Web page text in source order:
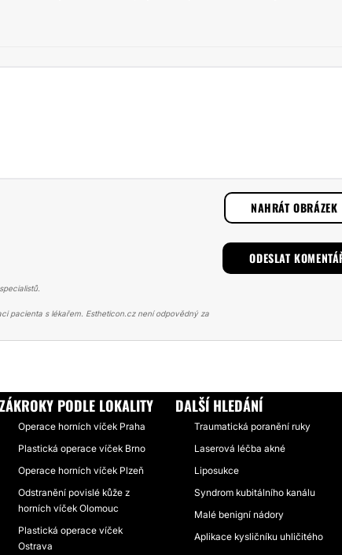
NAHRÁT OBRÁZEK
pacienta s lékařem. Estheticon.cz není odpovědný za
VÍČEK
ZÁKROKY PODLE LOKALITY
Operace horních víček Praha
Plastická operace víček Brno
Operace horních víček Plzeň
Odstranění povislé kůže z
horních víček Olomouc
Plastická operace víček
Ostrava
DALŠÍ HLEDÁNÍ
Traumatická poranění ruky
Laserová léčba akné
Liposukce
Syndrom kubitálního kanálu
Malé benigní nádory
Aplikace kysličníku uhličitého